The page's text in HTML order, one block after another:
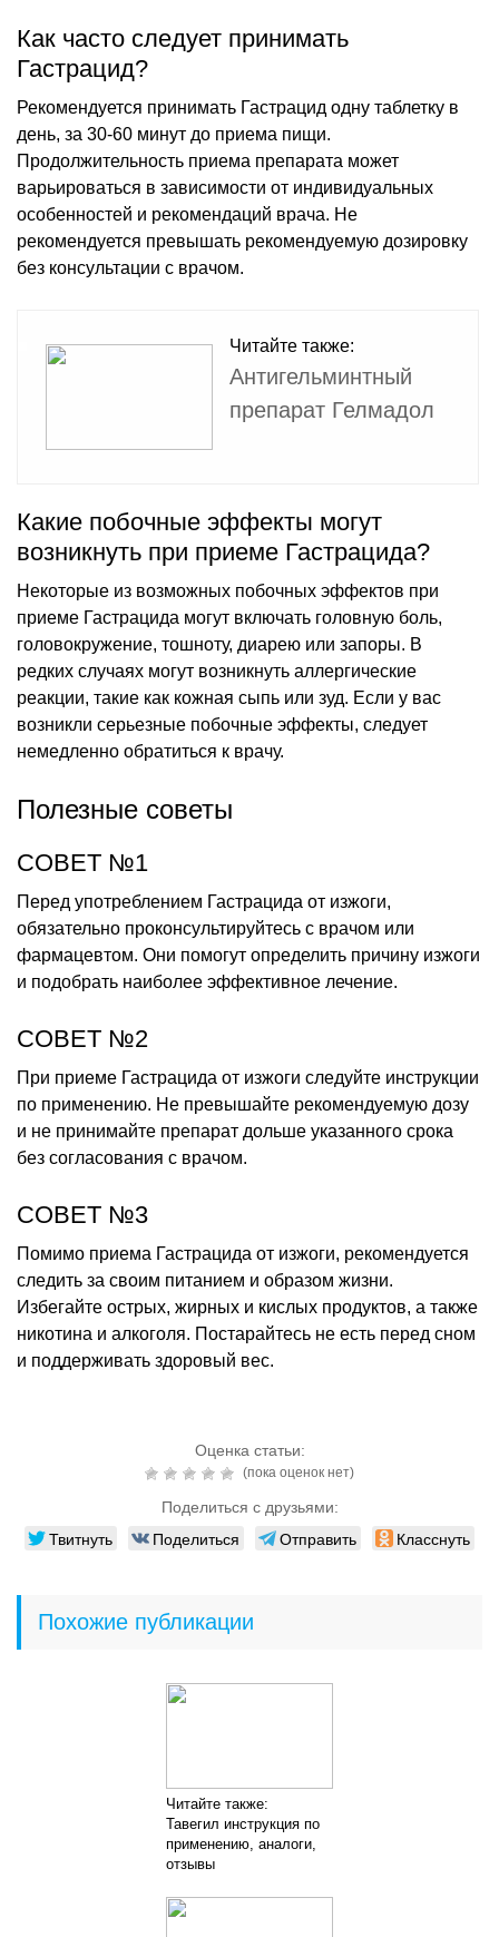
Как часто следует принимать
Гастрацид?
Рекомендуется принимать Гастрацид одну таблетку в
день, за 30-60 минут до приема пищи.
Продолжительность приема препарата может
варьироваться в зависимости от индивидуальных
особенностей и рекомендаций врача. Не
рекомендуется превышать рекомендуемую дозировку
без консультации с врачом.
Читайте также:
Антигельминтный
препарат Гелмадол
Какие побочные эффекты могут
возникнуть при приеме Гастрацида?
Некоторые из возможных побочных эффектов при
приеме Гастрацида могут включать головную боль,
головокружение, тошноту, диарею или запоры. В
редких случаях могут возникнуть аллергические
реакции, такие как кожная сыпь или зуд. Если у вас
возникли серьезные побочные эффекты, следует
немедленно обратиться к врачу.
Полезные советы
СОВЕТ №1
Перед употреблением Гастрацида от изжоги,
обязательно проконсультируйтесь с врачом или
фармацевтом. Они помогут определить причину изжоги
и подобрать наиболее эффективное лечение.
СОВЕТ №2
При приеме Гастрацида от изжоги следуйте инструкции
по применению. Не превышайте рекомендуемую дозу
и не принимайте препарат дольше указанного срока
без согласования с врачом.
СОВЕТ №3
Помимо приема Гастрацида от изжоги, рекомендуется
следить за своим питанием и образом жизни.
Избегайте острых, жирных и кислых продуктов, а также
никотина и алкоголя. Постарайтесь не есть перед сном
и поддерживать здоровый вес.
Оценка статьи:
(пока оценок нет)
Поделиться с друзьями:
Твитнуть Поделиться Отправить Класснуть
Похожие публикации
Читайте также:
Тавегил инструкция по
применению, аналоги,
отзывы